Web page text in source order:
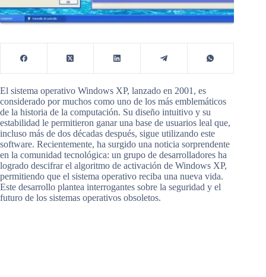
El sistema operativo Windows XP, lanzado en 2001, es
considerado por muchos como uno de los más emblemáticos
de la historia de la computación. Su diseño intuitivo y su
estabilidad le permitieron ganar una base de usuarios leal que,
incluso más de dos décadas después, sigue utilizando este
software. Recientemente, ha surgido una noticia sorprendente
en la comunidad tecnológica: un grupo de desarrolladores ha
logrado descifrar el algoritmo de activación de Windows XP,
permitiendo que el sistema operativo reciba una nueva vida.
Este desarrollo plantea interrogantes sobre la seguridad y el
futuro de los sistemas operativos obsoletos.